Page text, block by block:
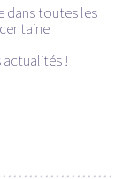
dans toutes les
!